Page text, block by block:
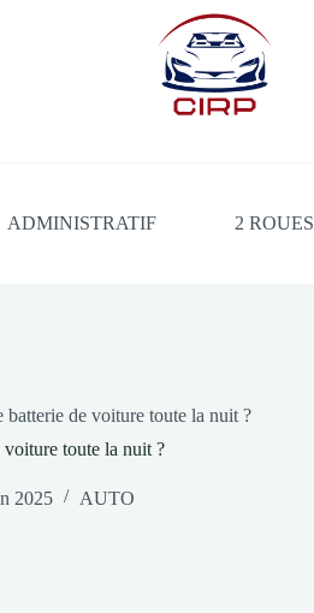
ADMINISTRATIF 2 ROUES
batterie de voiture toute la nuit ?
voiture toute la nuit ?
2025 AUTO